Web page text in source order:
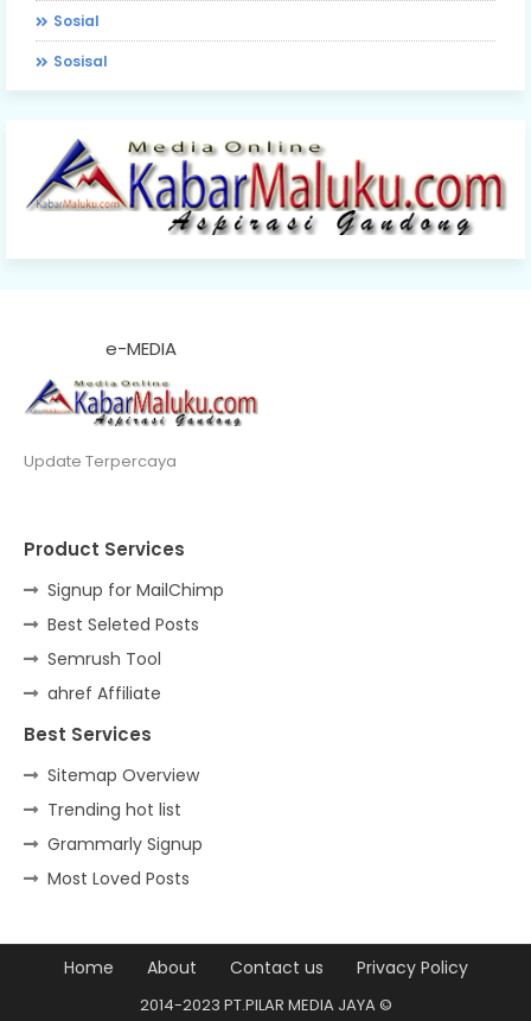
Sosial
Sosisal
e-MEDIA
Update Terpercaya
Product Services
Signup for MailChimp
Best Seleted Posts
Semrush Tool
ahref Affiliate
Best Services
Sitemap Overview
Trending hot list
Grammarly Signup
Most Loved Posts
Home About Contact us Privacy Policy
2014-2023 PT.PILAR MEDIA JAYA ©